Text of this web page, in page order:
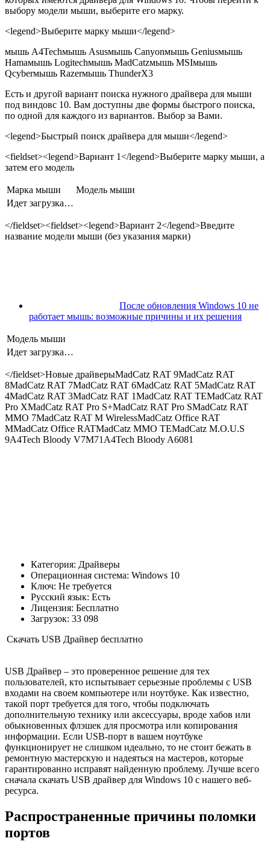
выбору модели мыши, выберите его марку.
<legend>Выберите марку мыши</legend>
мышь A4Techмышь Asusмышь Canyonмышь Geniusмышь
Hamaмышь Logitechмышь MadCatzмышь MSIмышь
Qcyberмышь Razerмышь ThunderX3
Есть и другой вариант поиска нужного драйвера для мыши
под виндовс 10. Вам доступны две формы быстрого поиска,
по одной для каждого из вариантов. Выбор за Вами.
<legend>Быстрый поиск драйвера для мыши</legend>
<fieldset><legend>Вариант 1</legend>Выберите марку мыши, а
затем его модель
Марка мыши
Модель мыши
Идет загрузка…
</fieldset><fieldset><legend>Вариант 2</legend>Введите
название модели мыши (без указания марки)
После обновления Windows 10 не
работает мышь: возможные причины и их решения
Модель мыши
Идет загрузка…
</fieldset>Новые драйверыMadCatz RAT 9MadCatz RAT
8MadCatz RAT 7MadCatz RAT 6MadCatz RAT 5MadCatz RAT
4MadCatz RAT 3MadCatz RAT 1MadCatz RAT TEMadCatz RAT
Pro XMadCatz RAT Pro S+MadCatz RAT Pro SMadCatz RAT
MMO 7MadCatz RAT M WirelessMadCatz Office RAT
MMadCatz Office RATMadCatz MMO TEMadCatz M.O.U.S
9A4Tech Bloody V7M71A4Tech Bloody A6081
Категория: Драйверы
Операционная система: Windows 10
Ключ: Не требуется
Русский язык: Есть
Лицензия: Бесплатно
Загрузок: 33 098
Скачать USB Драйвер бесплатно
USB Драйвер – это проверенное решение для тех
пользователей, кто испытывает серьезные проблемы с USB
входами на своем компьютере или ноутбуке. Как известно,
такой порт требуется для того, чтобы подключать
дополнительную технику или аксессуары, вроде хабов или
обыкновенных флэшек для просмотра или копирования
информации. Если USB-порт в вашем ноутбуке
функционирует не слишком идеально, то не стоит бежать в
ремонтную мастерскую и надеяться на мастеров, которые
гарантированно исправят найденную проблему. Лучше всего
сначала скачать USB драйвер для Windows 10 с нашего веб-
ресурса.
Распространенные причины поломки
портов